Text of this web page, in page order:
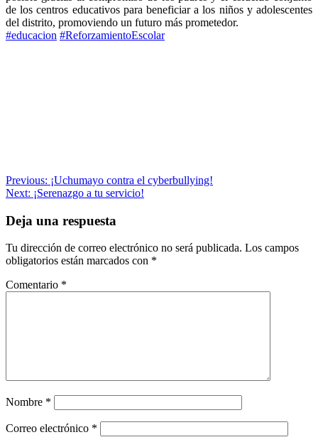
de los centros educativos para beneficiar a los niños y adolescentes
del distrito, promoviendo un futuro más prometedor.
#educacion #ReforzamientoEscolar
Navegación
de
entradas
Previous: ¡Uchumayo contra el cyberbullying!
Next: ¡Serenazgo a tu servicio!
Deja una respuesta
Tu dirección de correo electrónico no será publicada. Los campos
obligatorios están marcados con *
Comentario *
Nombre *
Correo electrónico *